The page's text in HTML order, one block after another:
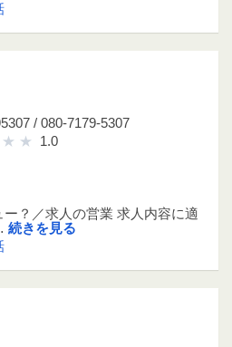
/ 080-7179-5307
1.0
ー？／求人の営業 求人内容に適
続きを見る